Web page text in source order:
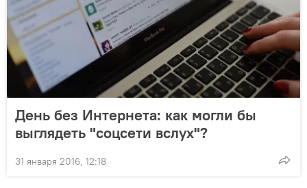
День без Интернета: как могли бы
выглядеть "соцсети вслух"?
31 января 2016, 12:18